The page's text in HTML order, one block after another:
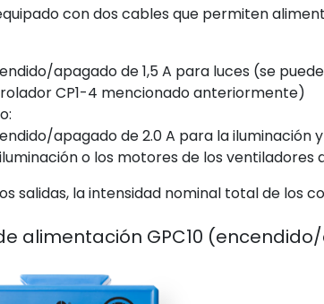
con dos cables que permiten
apagado de 1,5 A para luces (se
CP1-4 mencionado anteriormente)​​
apagado de 2.0 A para la
o los motores de los
salidas, la intensidad nominal total de los
alimentación GPC10